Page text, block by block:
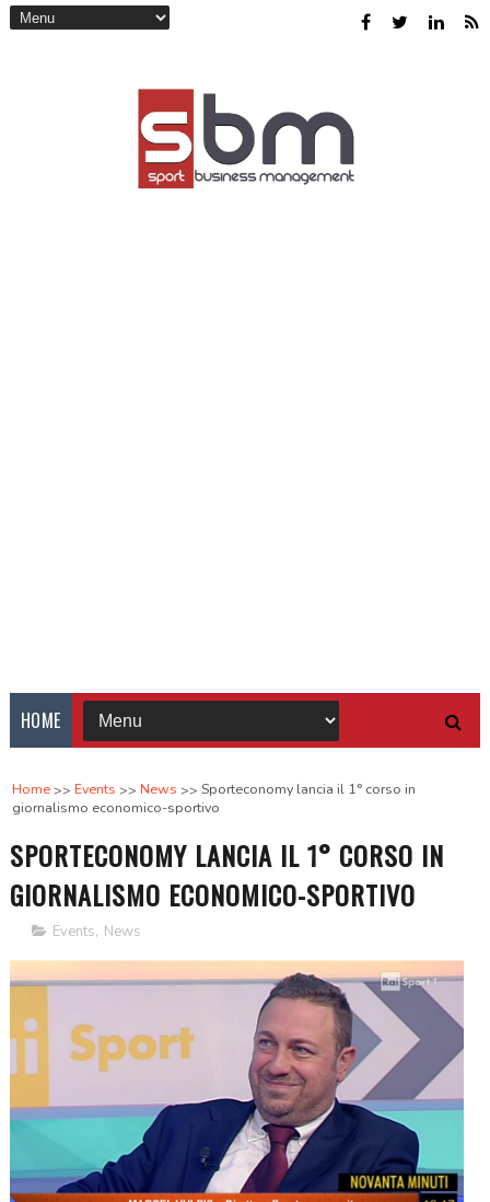
HOME
Home Events News
Sporteconomy lancia il 1° corso in
giornalismo economico-sportivo
SPORTECONOMY LANCIA IL 1° CORSO IN
GIORNALISMO ECONOMICO-SPORTIVO
Events, News